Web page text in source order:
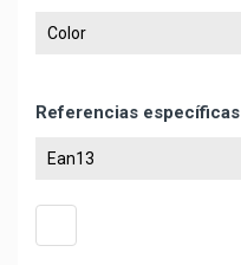
Color
Referencias específicas
Ean13